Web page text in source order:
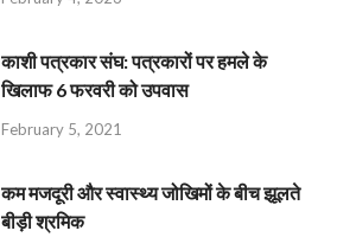
काशी पत्रकार संघ: पत्रकारों पर हमले के
खिलाफ 6 फरवरी को उपवास
February 5, 2021
कम मजदूरी और स्वास्थ्य जोखिमों के बीच झूलते
बीड़ी श्रमिक